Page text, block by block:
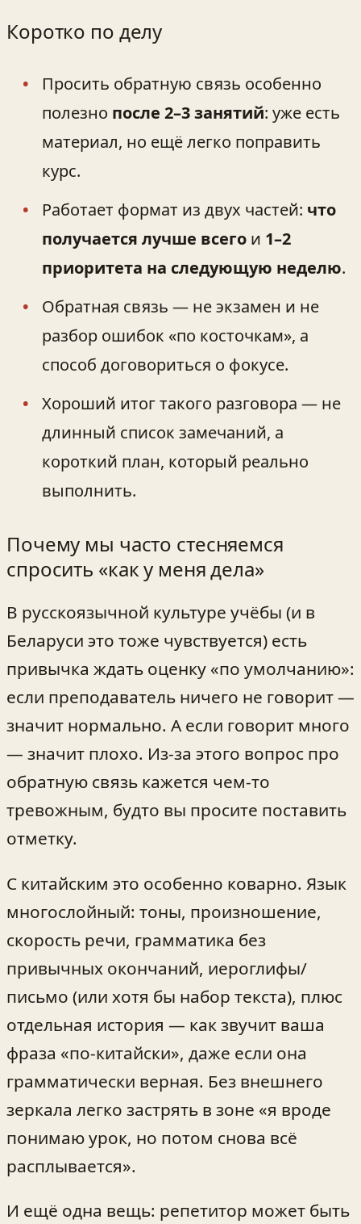
Коротко по делу
Просить обратную связь особенно
полезно после 2–3 занятий: уже есть
материал, но ещё легко поправить
курс.
Работает формат из двух частей: что
получается лучше всего и 1–2
приоритета на следующую неделю.
Обратная связь — не экзамен и не
разбор ошибок «по косточкам», а
способ договориться о фокусе.
Хороший итог такого разговора — не
длинный список замечаний, а
короткий план, который реально
выполнить.
Почему мы часто стесняемся
спросить «как у меня дела»
В русскоязычной культуре учёбы (и в
Беларуси это тоже чувствуется) есть
привычка ждать оценку «по умолчанию»:
если преподаватель ничего не говорит —
значит нормально. А если говорит много
— значит плохо. Из-за этого вопрос про
обратную связь кажется чем-то
тревожным, будто вы просите поставить
отметку.
С китайским это особенно коварно. Язык
многослойный: тоны, произношение,
скорость речи, грамматика без
привычных окончаний, иероглифы/
письмо (или хотя бы набор текста), плюс
отдельная история — как звучит ваша
фраза «по-китайски», даже если она
грамматически верная. Без внешнего
зеркала легко застрять в зоне «я вроде
понимаю урок, но потом снова всё
расплывается».
И ещё одна вещь: репетитор может быть